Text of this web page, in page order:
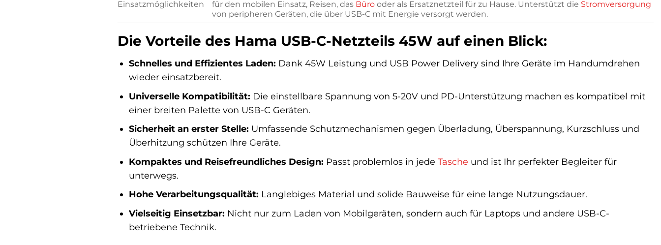
Einsatzmöglichkeiten
für den mobilen Einsatz, Reisen, das Bürooder als Ersatznetzteil für zu Hause. Unterstützt die Stromversorgung
von peripheren Geräten, die über USB-C mit Energie versorgt werden.
Die Vorteile des Hama USB-C-Netzteils 45W auf einen Blick:
Schnelles und Effizientes Laden: Dank 45W Leistung und USB Power Delivery sind Ihre Geräte im Handumdrehen
wieder einsatzbereit.
Universelle Kompatibilität: Die einstellbare Spannung von 5-20V und PD-Unterstützung machen es kompatibel mit
einer breiten Palette von USB-C Geräten.
Sicherheit an erster Stelle: Umfassende Schutzmechanismen gegen Überladung, Überspannung, Kurzschluss und
Überhitzung schützen Ihre Geräte.
Kompaktes und Reisefreundliches Design: Passt problemlos in jede Tasche und ist Ihr perfekter Begleiter für
unterwegs.
Hohe Verarbeitungsqualität: Langlebiges Material und solide Bauweise für eine lange Nutzungsdauer.
Vielseitig Einsetzbar: Nicht nur zum Laden von Mobilgeräten, sondern auch für Laptops und andere USB-C-
betriebene Technik.